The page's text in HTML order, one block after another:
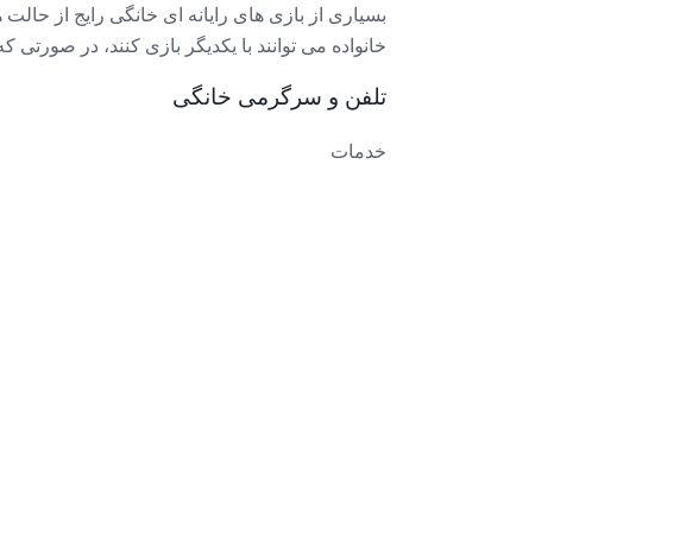
بسیاری از بازی های رایانه ای خانگی رایج از
خانواده می توانند با یکدیگر بازی کنند، در
تلفن و سرگرمی خانگی
خدمات